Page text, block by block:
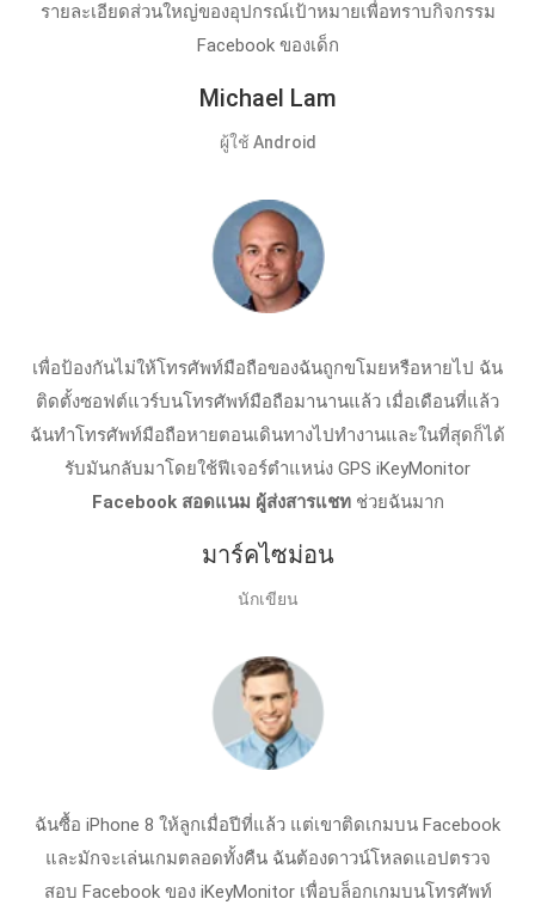
รายละเอียดส่วนใหญ่ของอุปกรณ์เป้าหมายเพื่อทราบกิจกรรม
Facebook ของเด็ก
Michael Lam
ผู้ใช้ Android
เพื่อป้องกันไม่ให้โทรศัพท์มือถือของฉันถูกขโมยหรือหายไป ฉัน
ติดตั้งซอฟต์แวร์บนโทรศัพท์มือถือมานานแล้ว เมื่อเดือนที่แล้ว
ฉันทําโทรศัพท์มือถือหายตอนเดินทางไปทำงานและในที่สุดก็ได้
รับมันกลับมาโดยใช้ฟีเจอร์ตําแหน่ง GPS iKeyMonitor
Facebook สอดแนม ผู้ส่งสารแชทช่วยฉันมาก
มาร์คไซม่อน
นักเขียน
ฉันซื้อ iPhone 8 ให้ลูกเมื่อปีที่แล้ว แต่เขาติดเกมบน Facebook
และมักจะเล่นเกมตลอดทั้งคืน ฉันต้องดาวน์โหลดแอปตรวจ
สอบ Facebook ของ iKeyMonitor เพื่อบล็อกเกมบนโทรศัพท์